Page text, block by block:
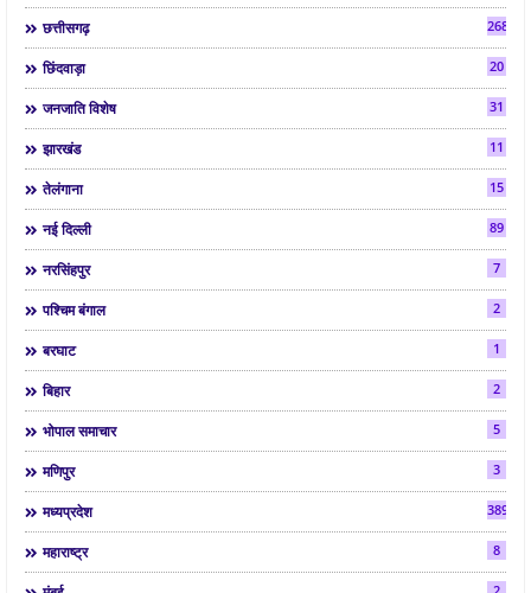
छत्तीसगढ़ 268
छिंदवाड़ा 20
जनजाति विशेष 31
झारखंड 11
तेलंगाना 15
नई दिल्ली 89
नरसिंहपुर 7
पश्चिम बंगाल 2
बरघाट 1
बिहार 2
भोपाल समाचार 5
मणिपुर 3
मध्यप्रदेश 3892
महाराष्ट्र 8